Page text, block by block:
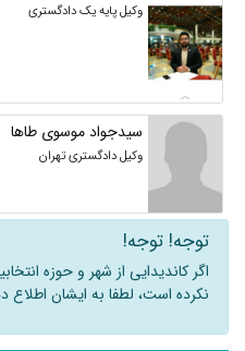
وکیل پایه یک دادگستری
سیدجواد موسوی طاها
وکیل دادگستری تهران
توجه! توجه!
اگر کاندیدایی از شهر و حوزه
نکرده است، لطفا به ایشان اطلاع